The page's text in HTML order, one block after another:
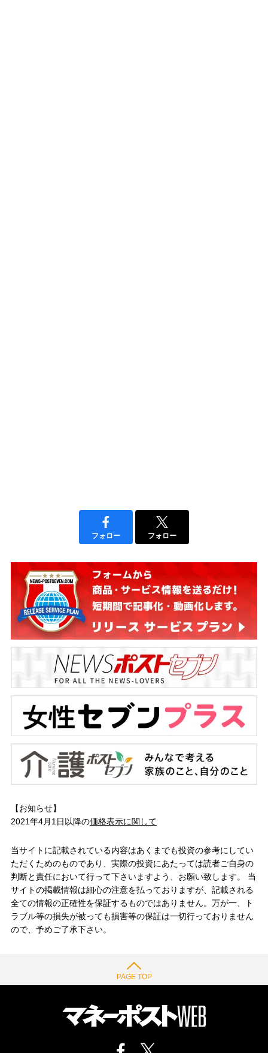
フォロー フォロー
【お知らせ】
2021年4月1日以降の価格表示に関して
当サイトに記載されている内容はあくまでも投資の参考にしてい
ただくためのものであり、実際の投資にあたっては読者ご自身の
判断と責任において行って下さいますよう、お願い致します。 当
サイトの掲載情報は細心の注意を払っておりますが、記載される
全ての情報の正確性を保証するものではありません。万が一、ト
ラブル等の損失が被っても損害等の保証は一切行っておりません
ので、予めご了承下さい。
PAGE TOP